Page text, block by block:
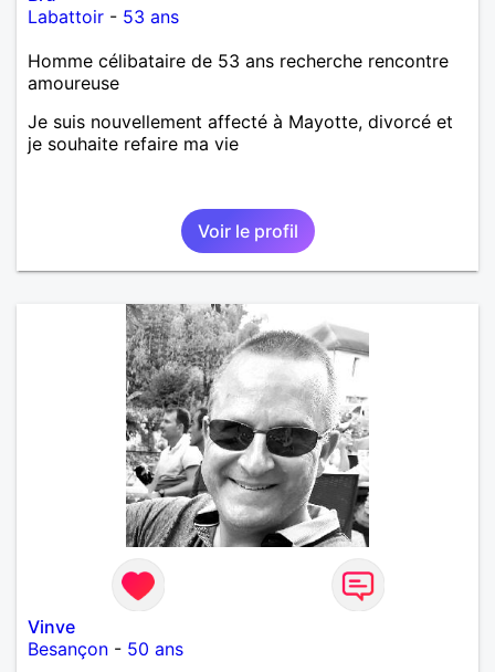
Labattoir - 53 ans
Homme célibataire de 53 ans recherche rencontre
amoureuse
Je suis nouvellement affecté à Mayotte, divorcé et
je souhaite refaire ma vie
Voir le profil
Vinve
Besançon - 50 ans